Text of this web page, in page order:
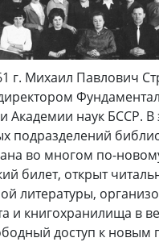
г. Михаил Павлович
Академии наук БССР. В
подразделений
во многом по-
билет, открыт
литературы,
и книгохранилища в
доступ к новым